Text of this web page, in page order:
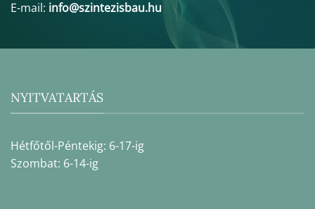
E-mail: info@szintezisbau.hu
NYITVATARTÁS
Hétfőtől-Péntekig: 6-17-ig
Szombat: 6-14-ig